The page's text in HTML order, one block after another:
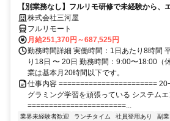
【別業務なし】フルリモ研修で未経験から、
株式会社三河屋
フルリモート
月給251,370円～687,525円
勤務時間詳細 実働時間：1日あたり8時間
り18日 〜 20日 勤務時間：9:00〜18:00（
業は基本月20時間以下です。
仕事内容 =======================
グラミング学習を頑張っている システム
=======================...
業界未経験者歓迎 ランチタイム 社員登用あり
副